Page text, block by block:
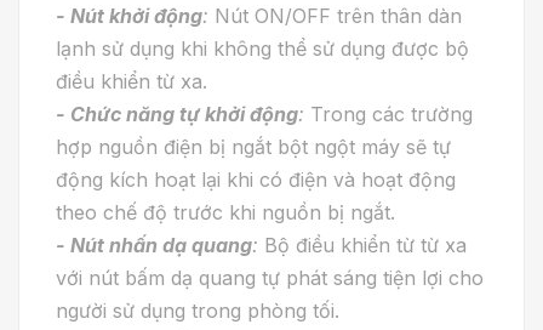
- Nút khởi động: Nút ON/OFF trên thân dàn
lạnh sử dụng khi không thể sử dụng được bộ
điều khiển từ xa.
- Chức năng tự khởi động: Trong các trường
hợp nguồn điện bị ngắt bột ngột máy sẽ tự
động kích hoạt lại khi có điện và hoạt động
theo chế độ trước khi nguồn bị ngắt.
- Nút nhấn dạ quang: Bộ điều khiển từ từ xa
với nút bấm dạ quang tự phát sáng tiện lợi cho
người sử dụng trong phòng tối.